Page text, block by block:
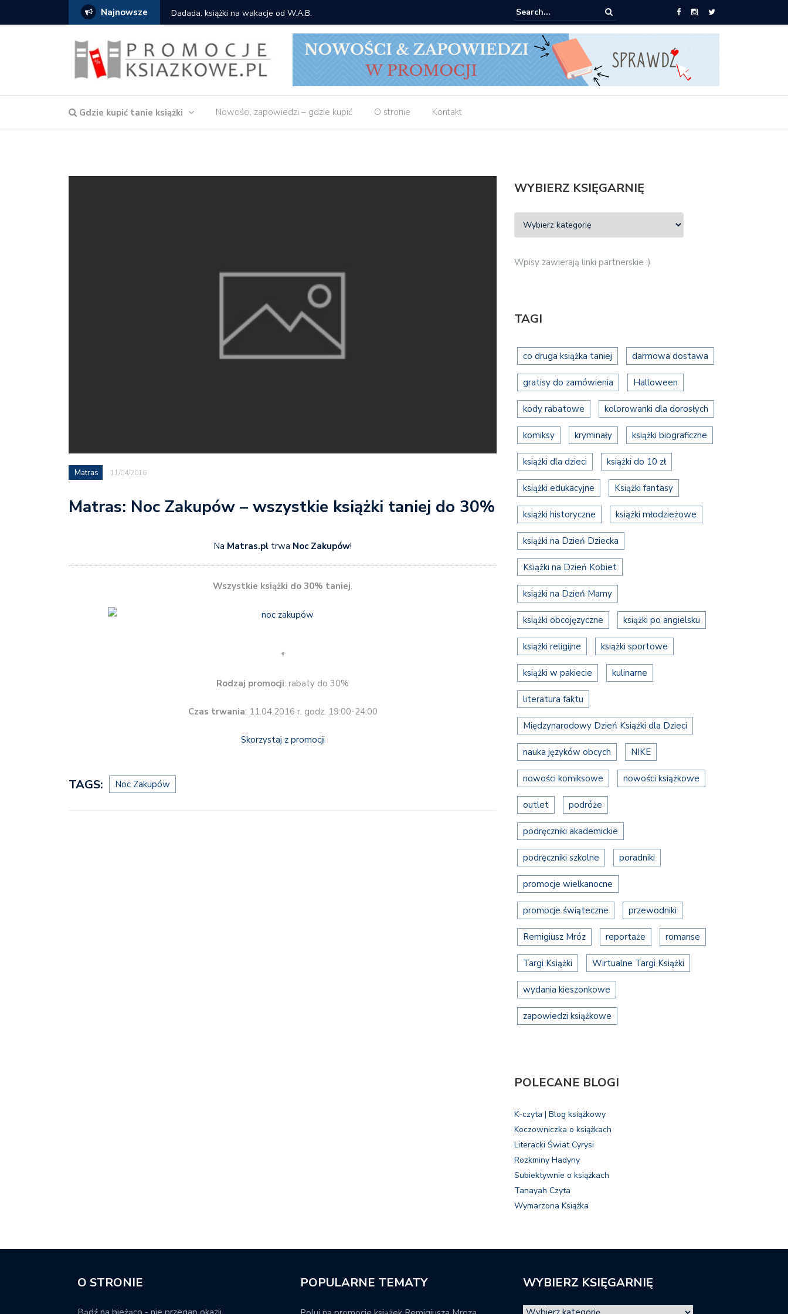
Najnowsze Dadada: książki na wakacje od W.A.B. Gdzie kupić: Mieczysław Gorzka – Copycat
Gdzie kupić tanie książki Nowości, zapowiedzi – gdzie kupić O stronie Kontakt
Matras 11/04/2016
Matras: Noc Zakupów – wszystkie książki taniej do 30%
Na Matras.pl trwa Noc Zakupów!
Wszystkie książki do 30% taniej.
*
Rodzaj promocji: rabaty do 30%
Czas trwania: 11.04.2016 r. godz. 19:00-24:00
Skorzystaj z promocji
TAGS: Noc Zakupów
WYBIERZ KSIĘGARNIĘ
Wpisy zawierają linki partnerskie :)
TAGI
co druga książka taniej darmowa dostawa
gratisy do zamówienia Halloween
kody rabatowe kolorowanki dla dorosłych
komiksy kryminały książki biograficzne
książki dla dzieci książki do 10 zł
książki edukacyjne Książki fantasy
książki historyczne książki młodzieżowe
książki na Dzień Dziecka
Książki na Dzień Kobiet
książki na Dzień Mamy
książki obcojęzyczne książki po angielsku
książki religijne książki sportowe
książki w pakiecie kulinarne
literatura faktu
Międzynarodowy Dzień Książki dla Dzieci
nauka języków obcych NIKE
nowości komiksowe nowości książkowe
outlet podróże
podręczniki akademickie
podręczniki szkolne poradniki
promocje wielkanocne
promocje świąteczne przewodniki
Remigiusz Mróz reportaże romanse
Targi Książki Wirtualne Targi Książki
wydania kieszonkowe
zapowiedzi książkowe
POLECANE BLOGI
K-czyta | Blog książkowy
Koczowniczka o książkach
Literacki Świat Cyrysi
Rozkminy Hadyny
Subiektywnie o książkach
Tanayah Czyta
Wymarzona Książka
O STRONIE POPULARNE TEMATY WYBIERZ KSIĘGARNIĘ